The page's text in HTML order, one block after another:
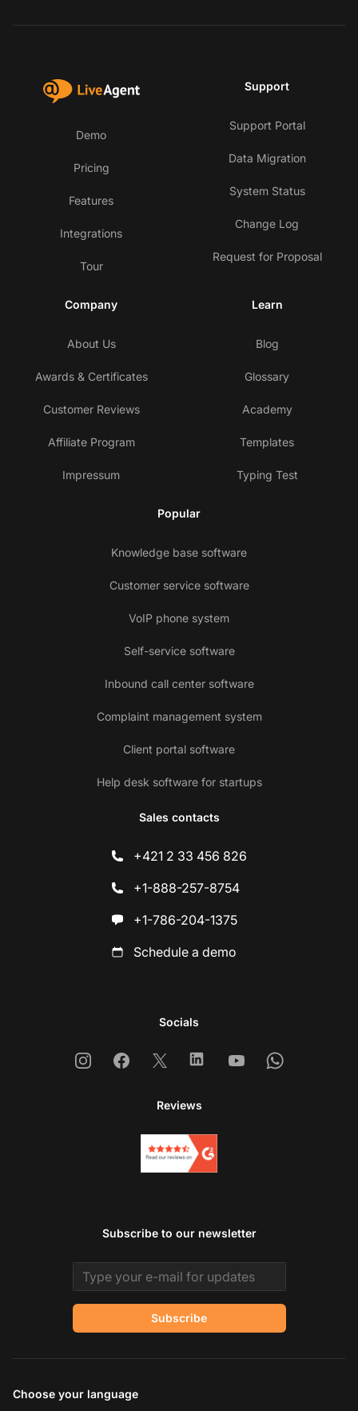
Demo
Pricing
Features
Integrations
Tour
Support
Support Portal
Data Migration
System Status
Change Log
Request for Proposal
Company
About Us
Awards & Certificates
Customer Reviews
Affiliate Program
Impressum
Learn
Blog
Glossary
Academy
Templates
Typing Test
Popular
Knowledge base software
Customer service software
VoIP phone system
Self-service software
Inbound call center software
Complaint management system
Client portal software
Help desk software for startups
Sales contacts
+421 2 33 456 826
+1-888-257-8754
+1-786-204-1375
Schedule a demo
Socials
InstagramFacebook
X LinkedinYoutubeWhatsapp
Reviews
Subscribe to our newsletter
Email address
Subscribe
Choose your language